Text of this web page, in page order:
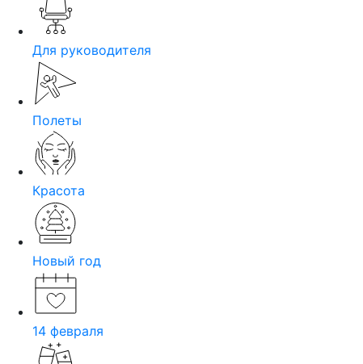
Для руководителя
Полеты
Красота
Новый год
14 февраля